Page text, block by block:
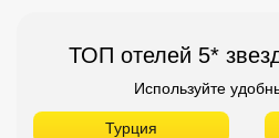
ТОП отелей 5*
Используйте
Турция